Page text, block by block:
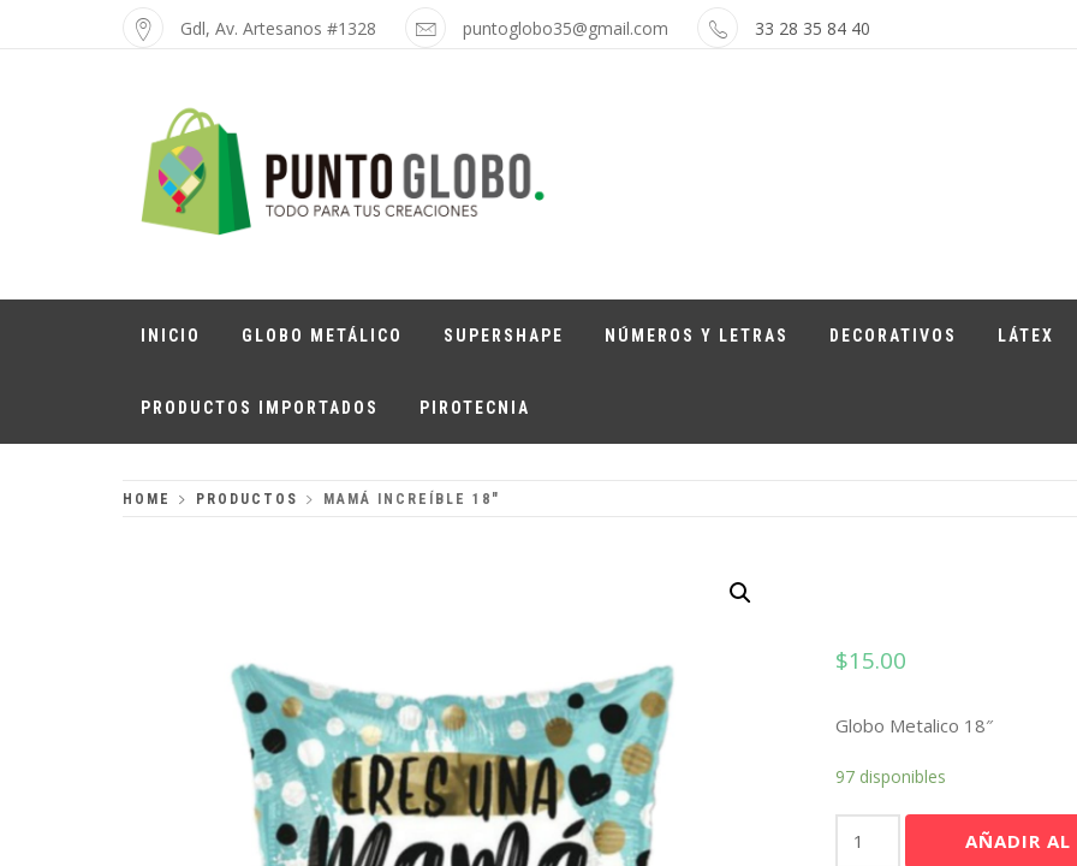
Gdl, Av. Artesanos #1328 puntoglobo35@gmail.com 33 28 35 84 40
INICIO GLOBO METÁLICO SUPERSHAPE NÚMEROS Y LETRAS DECORATIVOS LÁTEX
PRODUCTOS IMPORTADOS PIROTECNIA
HOME PRODUCTOS MAMÁ INCREÍBLE 18″
$15.00
Globo Metalico 18″
97 disponibles
Increíble
AÑADIR AL